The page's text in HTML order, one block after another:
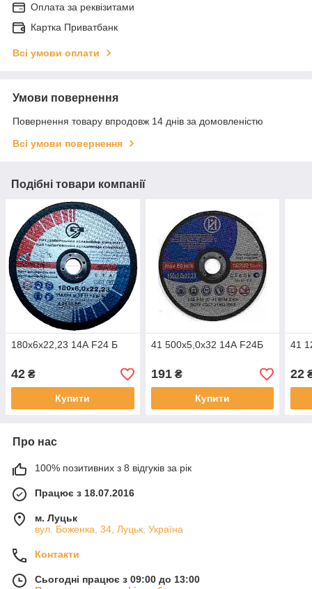
Оплата за реквізитами
Картка Приватбанк
Всі умови оплати
Умови повернення
Повернення товару впродовж 14 днів за домовленістю
Всі умови повернення
Подібні товари компанії
180х6х22,23 14А F24 Б
42 ₴
Купити
41 500х5,0х32 14А F24Б
191₴
Купити
41
22
Про нас
100% позитивних з 8 відгуків за рік
Працює з 18.07.2016
м. Луцьк
вул. Боженка, 34, Луцьк, Україна
Контакти
Сьогодні працює з 09:00 до 13:00